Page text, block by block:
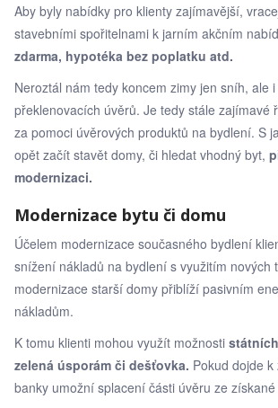
Aby byly nabídky pro klienty zajímavější,
stavebními spořitelnami k jarním akčním
zdarma, hypotéka bez poplatku atd.
Neroztál nám tedy koncem zimy jen sníh, ale
překlenovacích úvěrů. Je tedy stále zajímavé
za pomoci úvěrových produktů na bydlení. S
opět začít stavět domy, či hledat vhodný byt,
modernizaci.
Modernizace bytu či domu
Účelem modernizace současného bydlení
snížení nákladů na bydlení s využitím nových
modernizace starší domy přiblíží pasivním
nákladům.
K tomu klienti mohou využít možnosti
zelená úsporám či dešťovka. Pokud dojde
banky umožní splacení části úvěru ze